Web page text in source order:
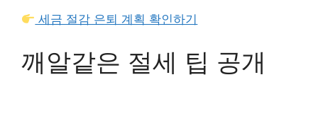
세금 절감 은퇴 계획 확인하기
깨알같은 절세 팁 공개